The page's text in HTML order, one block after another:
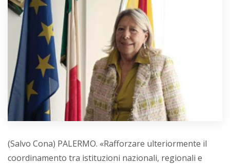
(Salvo Cona) PALERMO. «Rafforzare ulteriormente il
coordinamento tra istituzioni nazionali, regionali e